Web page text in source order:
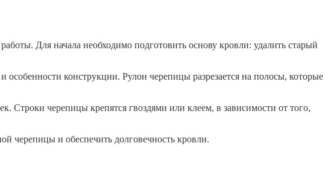
Для начала необходимо подготовить основу кровли: удалить старый
конструкции. Рулон черепицы разрезается на полосы, которые
Строки черепицы крепятся гвоздями или клеем, в зависимости от того,
черепицы и обеспечить долговечность кровли.